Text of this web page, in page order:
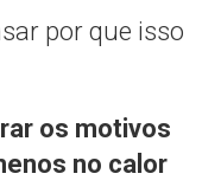
por que isso
os motivos
no calor